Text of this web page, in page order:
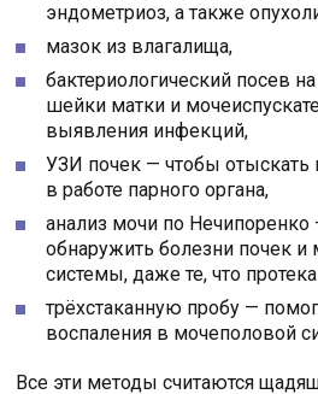
эндометриоз, а также
мазок из влагалища,
бактериологический посев
шейки матки и
выявления инфекций,
УЗИ почек — чтобы
в работе парного органа,
анализ мочи по Нечипоренко
обнаружить болезни почек
системы, даже те, что
трёхстаканную пробу —
воспаления в мочеполовой
Все эти методы считаются